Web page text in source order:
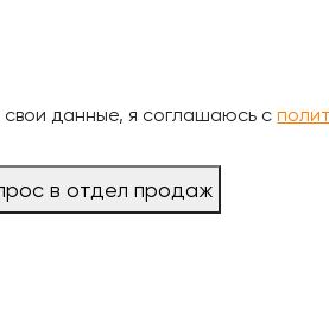
свои данные, я соглашаюсь с
в отдел продаж